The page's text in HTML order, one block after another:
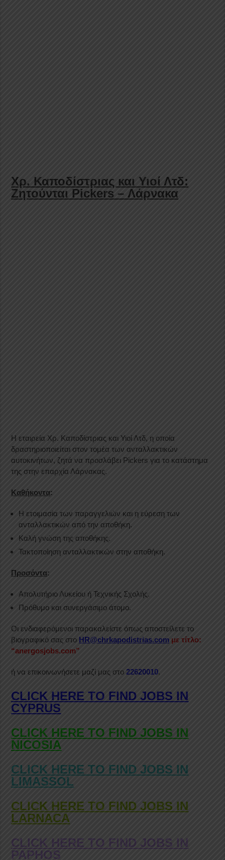
Χρ. Καποδίστριας και Υιοί Λτδ:
Ζητούνται Pickers – Λάρνακα
Η εταιρεία Χρ. Καποδίστριας και Υιοί Λτδ, η οποία
δραστηριοποιείται στον τομέα των ανταλλακτικών
αυτοκινήτων, ζητά να προσλάβει Pickers για το κατάστημα
της στην επαρχία Λάρνακας.
Καθήκοντα:
Η ετοιμασία των παραγγελιών και η εύρεση των
ανταλλακτικών από την αποθήκη.
Καλή γνώση της αποθήκης.
Τακτοποίηση ανταλλακτικών στην αποθήκη.
Προσόντα:
Απολυτήριο Λυκείου ή Τεχνικής Σχολής.
Πρόθυμο και συνεργάσιμο άτομο.
Οι ενδιαφερόμενοι παρακαλείστε όπως αποστείλετε το
βιογραφικό σας στο HR@chrkapodistrias.com με τίτλο:
“anergosjobs.com”
ή να επικοινωνήσετε μαζί μας στο22620010.
CLICK HERE TO FIND JOBS IN
CYPRUS
CLICK HERE TO FIND JOBS IN
NICOSIA
CLICK HERE TO FIND JOBS IN
LIMASSOL
CLICK HERE TO FIND JOBS IN
LARNACA
CLICK HERE TO FIND JOBS IN
PAPHOS